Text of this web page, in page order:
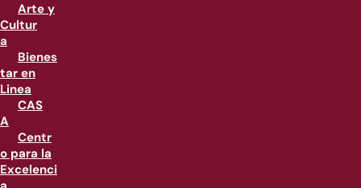
Arte y
Cultur
a
Bienes
tar en
Linea
CAS
A
Centr
o para la
Excelenci